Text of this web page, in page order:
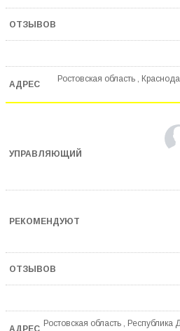
Ростовская область ,
Ростовская область , Республика